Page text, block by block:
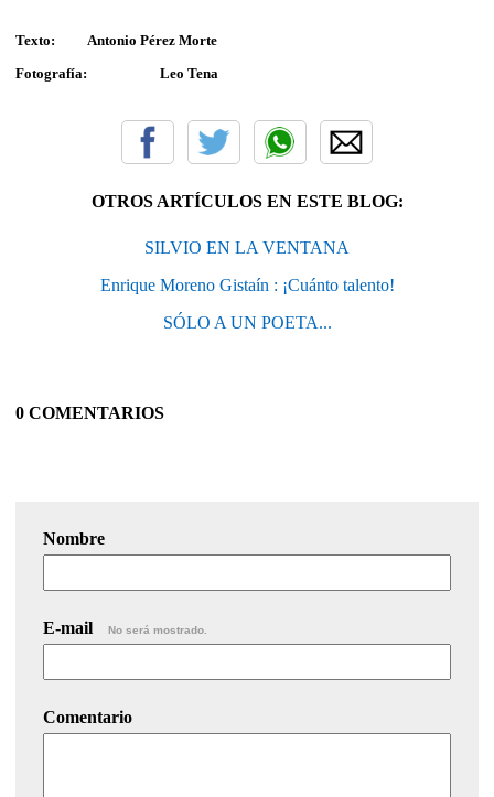
Texto: Antonio Pérez Morte
Fotografía: Leo Tena
OTROS ARTÍCULOS EN ESTE BLOG:
SILVIO EN LA VENTANA
Enrique Moreno Gistaín : ¡Cuánto talento!
SÓLO A UN POETA...
0 COMENTARIOS
Nombre
E-mail No será mostrado.
Comentario